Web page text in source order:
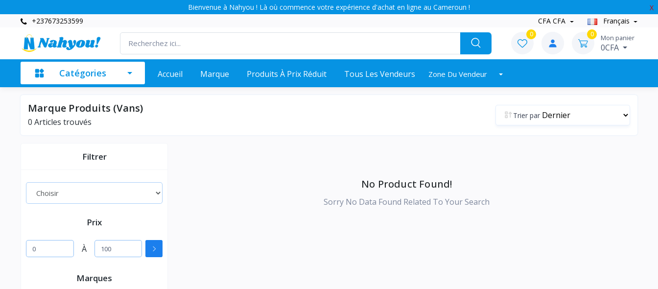
Bienvenue à Nahyou ! Là où commence votre expérience d'achat en ligne au Cameroun !
X
+237673253599
CFA CFA Français
0 0 Mon panier
0CFA
Catégories Accueil Marque Produits À Prix Réduit Tous Les Vendeurs Zone Du Vendeur
Marque Produits (Vans)
0 Articles trouvés
Trier par
Filtrer
Prix
À
Marques
No Product Found!
Sorry No Data Found Related To Your Search